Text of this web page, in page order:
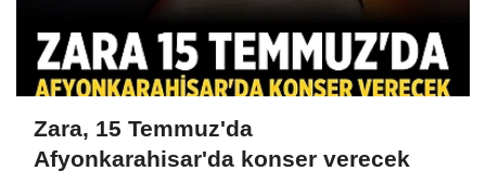
Zara, 15 Temmuz'da
Afyonkarahisar'da konser verecek